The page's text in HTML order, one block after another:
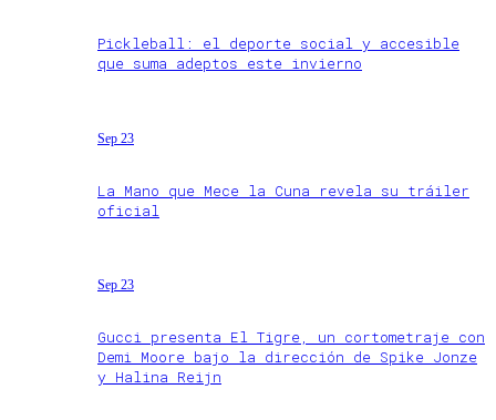
Pickleball: el deporte social y accesible
que suma adeptos este invierno
Sep 23
La Mano que Mece la Cuna revela su tráiler
oficial
Sep 23
Gucci presenta El Tigre, un cortometraje con
Demi Moore bajo la dirección de Spike Jonze
y Halina Reijn